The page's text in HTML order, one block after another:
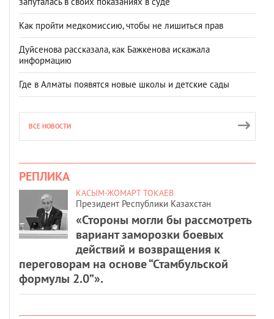
Как пройти медкомиссию, чтобы не лишиться прав
Дуйсенова рассказала, как Бажкенова искажала
информацию
Где в Алматы появятся новые школы и детские сады
ВСЕ НОВОСТИ
РЕПЛИКА
КАСЫМ-ЖОМАРТ ТОКАЕВ
Президент Республики Казахстан
«Стороны могли бы рассмотреть
вариант заморозки боевых
действий и возвращения к
переговорам на основе “Стамбульской
формулы 2.0”».